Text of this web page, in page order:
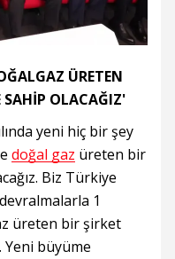
ÜRETEN
SAHİP OLACAĞIZ'
yeni hiç bir şey
doğal gaz üreten bir
Biz Türkiye
1
üreten bir şirket
büyüme